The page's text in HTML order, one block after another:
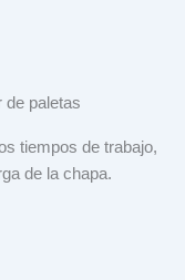
de paletas
tiempos de trabajo,
de la chapa.